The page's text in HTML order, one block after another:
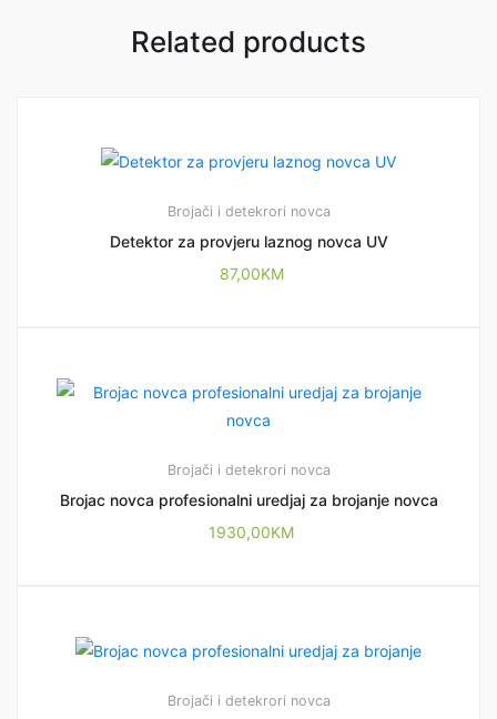
Related products
Brojači i detekrori novca
Detektor za provjeru laznog novca UV
87,00KM
Brojači i detekrori novca
Brojac novca profesionalni uredjaj za brojanje novca
1930,00KM
Brojači i detekrori novca